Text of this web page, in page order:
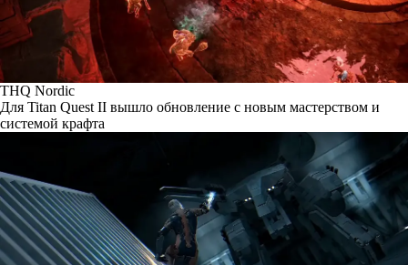
THQ Nordic
Для Titan Quest II вышло обновление с новым мастерством и
системой крафта